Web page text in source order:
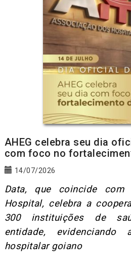
AHEG celebra seu dia
com foco no
14/07/2026
Data, que coincide
Hospital, celebra a
300 instituições de
entidade,
hospitalar goiano